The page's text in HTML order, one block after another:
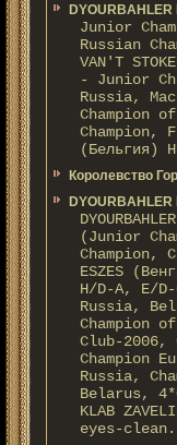
Junior
Russian
VAN'T
- Junior
Russia,
Champion
Champion,
(Бельгия)
Королевство
(Junior
Champion,
ESZES
H/D-A, E/
Russia,
Champion
Club-2006,
Champion
Russia,
Belarus,
KLAB
eyes-